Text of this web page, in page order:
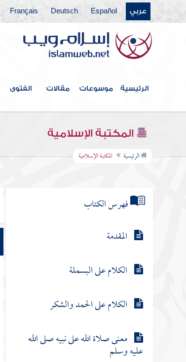
عربي Español
Deutsch
Français
الرئيسية موسوعات مقالات الفتوى
المكتبة الإسلامية
الرئيسية المكتبة الإسلامية
فهرس الكتاب
المقدمة
الكلام على البسملة
الكلام على الحمد والشكر
معنى صلاة الله على نبيه صلى الله
عليه وسلم